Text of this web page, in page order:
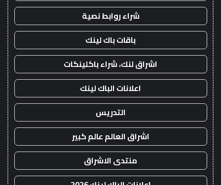
شراء روابط نصية
باقات باك لينك
اشراق لنك، شراء باكلينكات
اعلانات الباك لينك
التدريس
اشراق العالم عالم كبير
منتدى الاشراق